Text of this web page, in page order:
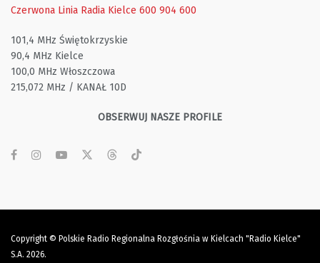
Czerwona Linia Radia Kielce 600 904 600
101,4 MHz Świętokrzyskie
90,4 MHz Kielce
100,0 MHz Włoszczowa
215,072 MHz / KANAŁ 10D
OBSERWUJ NASZE PROFILE
Copyright © Polskie Radio Regionalna Rozgłośnia w Kielcach "Radio Kielce"
S.A. 2026.